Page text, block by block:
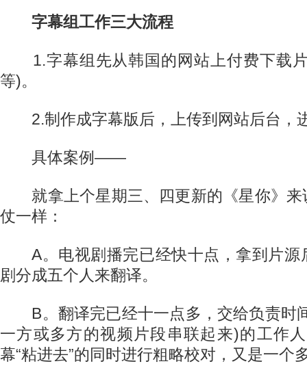
字幕组工作三大流程
1.字幕组先从韩国的网站上付费下载
等)。
2.制作成字幕版后，上传到网站后台，
具体案例——
就拿上个星期三、四更新的《星你》来
仗一样：
A。电视剧播完已经快十点，拿到片源
剧分成五个人来翻译。
B。翻译完已经十一点多，交给负责时
一方或多方的视频片段串联起来)的工作
幕“粘进去”的同时进行粗略校对，又是一个